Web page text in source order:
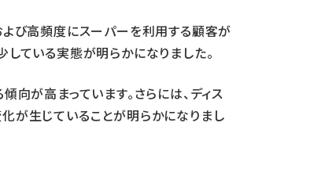
び高頻度にスーパーを利用する顧客が
ている実態が明らかになりました。
が高まっています。さらには、ディス
が生じていることが明らかになりまし